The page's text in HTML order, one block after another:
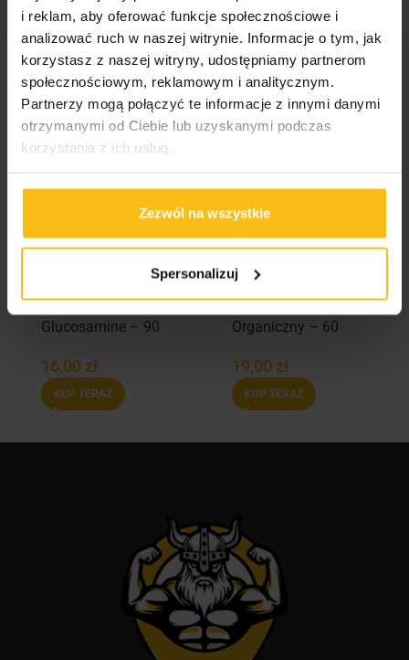
i reklam, aby oferować funkcje społecznościowe i
analizować ruch w naszej witrynie. Informacje o tym, jak
korzystasz z naszej witryny, udostępniamy partnerom
społecznościowym, reklamowym i analitycznym.
Partnerzy mogą połączyć te informacje z innymi danymi
otrzymanymi od Ciebie lub uzyskanymi podczas
korzystania z ich usług.
Zezwól na wszystkie
Spersonalizuj
Podobne produkty
Muscle Care
Glucosamine – 90
16,00 zł
KUP TERAZ
Activlab Chrom
Organiczny – 60
19,00 zł
KUP TERAZ